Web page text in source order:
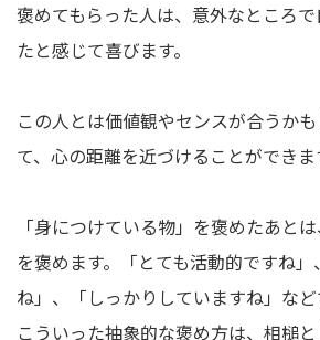
褒めてもらった人は、意外なところ
たと感じて喜びます。
この人とは価値観やセンスが合うか
て、心の距離を近づけることができま
「身につけている物」を褒めたあと
を褒めます。「とても活動的ですね
ね」、「しっかりしていますね」など
こういった抽象的な褒め方は、相槌